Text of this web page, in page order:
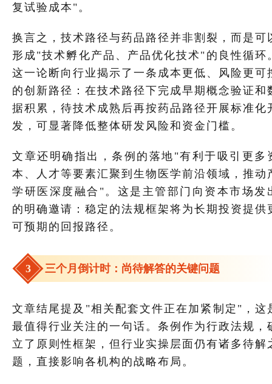
复试验成本"。
换言之，技术路径与药品路径并非割裂，而是可
形成"技术孵化产品、产品优化技术"的良性循环
这一论断向行业揭示了一条成本更低、风险更可
的创新路径：在技术路径下完成早期概念验证和
据积累，待技术成熟后再按药品路径开展标准化
发，可显著降低整体研发风险和资金门槛。
文章还明确指出，条例的落地"有利于吸引更多
本、人才等要素汇聚到生物医学前沿领域，推动
学研医深度融合"。这是主管部门向资本市场发
的明确邀请：稳定的法规框架将为长期投资提供
可预期的回报路径。
3 三个月倒计时：尚待解答的关键问题
文章结尾提及"相关配套文件正在加紧制定"，这
最值得行业关注的一句话。条例作为行政法规，
立了原则性框架，但行业实操层面仍有诸多待解
题，直接影响各机构的战略布局。